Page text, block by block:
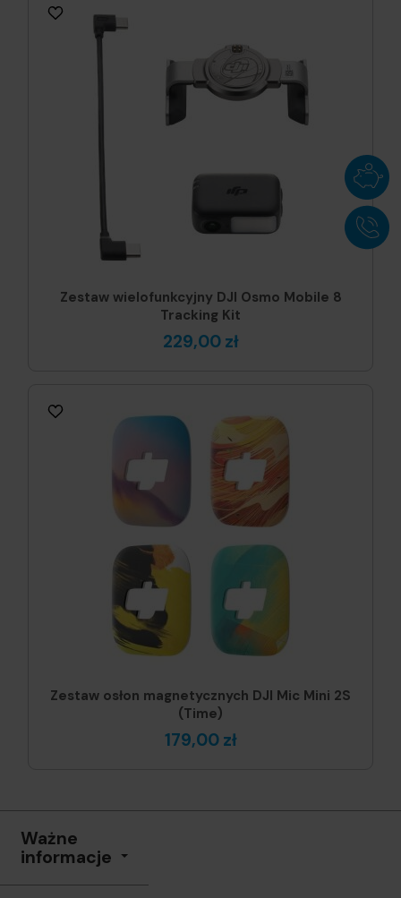
Zestaw wielofunkcyjny DJI Osmo Mobile 8
Tracking Kit
229,00 zł
Zestaw osłon magnetycznych DJI Mic Mini 2S
(Time)
179,00 zł
Ważne
informacje